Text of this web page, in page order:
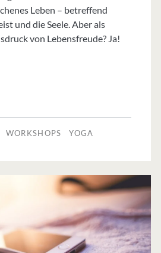
Leben – betreffend
und die Seele. Aber als
von Lebensfreude? Ja!
WORKSHOPS YOGA